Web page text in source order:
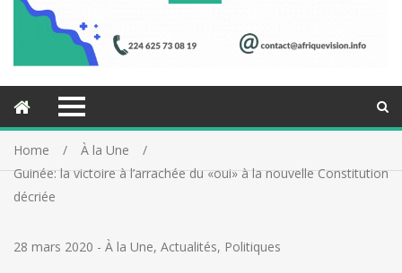
Home
À la Une
Guinée: la victoire à l’arrachée du «oui» à la nouvelle Constitution
décriée
28 mars 2020 - À la Une, Actualités, Politiques